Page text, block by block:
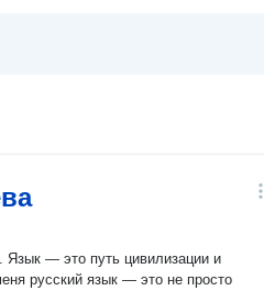
— это путь цивилизации и
русский язык — это не просто